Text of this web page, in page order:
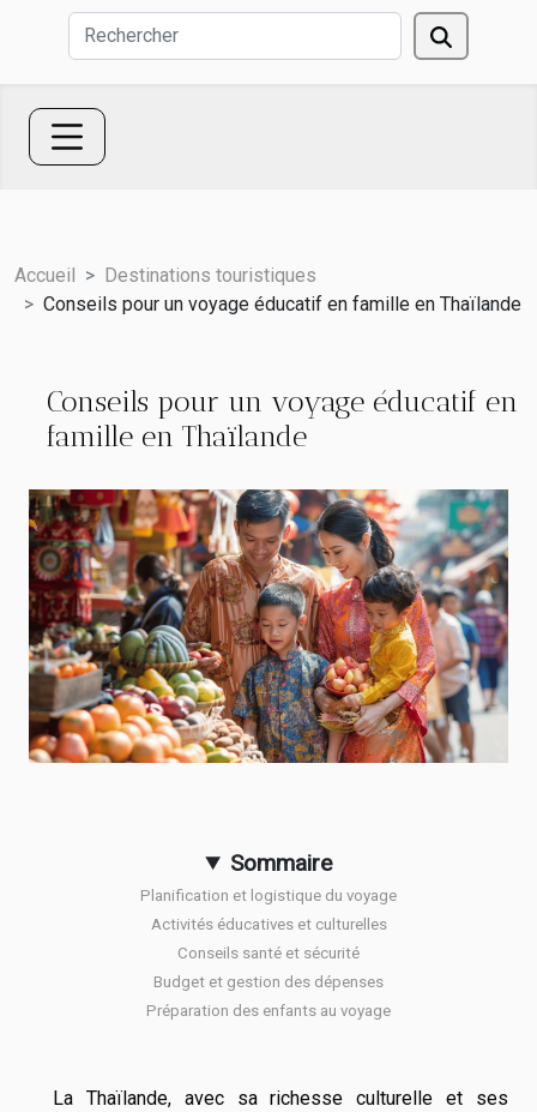
Accueil
Destinations touristiques
Conseils pour un voyage éducatif en famille en Thaïlande
Conseils pour un voyage éducatif en
famille en Thaïlande
Sommaire
Planification et logistique du voyage
Activités éducatives et culturelles
Conseils santé et sécurité
Budget et gestion des dépenses
Préparation des enfants au voyage
La Thaïlande, avec sa richesse culturelle et ses